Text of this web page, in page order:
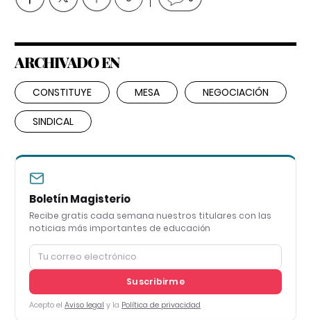
ARCHIVADO EN
CONSTITUYE MESA NEGOCIACIÓN
SINDICAL
Boletín Magisterio
Recibe gratis cada semana nuestros titulares con las
noticias más importantes de educación
Suscribirme
Acepto el Aviso legal y la Política de privacidad